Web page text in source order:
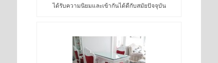
ได้รับความนิยมและเข้ากันได้ดีกับสมัยปัจจุบัน